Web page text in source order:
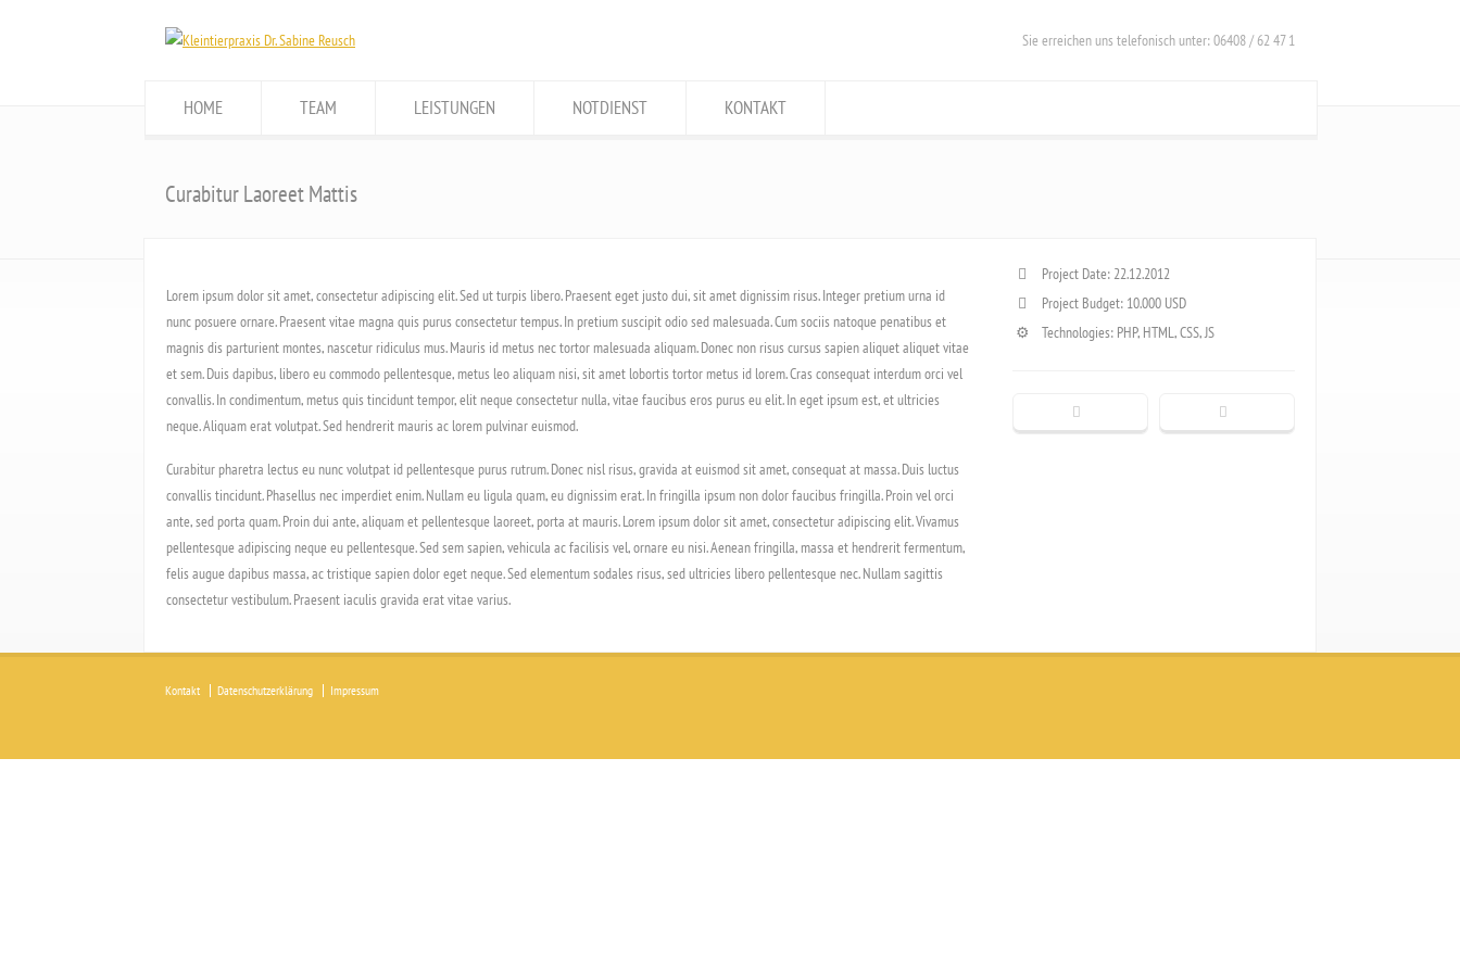
Sie erreichen uns telefonisch unter: 06408 / 62 47 1
HOME TEAM LEISTUNGEN NOTDIENST KONTAKT
Curabitur Laoreet Mattis
Lorem ipsum dolor sit amet, consectetur adipiscing elit. Sed ut turpis libero. Praesent eget justo dui, sit amet dignissim risus. Integer pretium urna id
nunc posuere ornare. Praesent vitae magna quis purus consectetur tempus. In pretium suscipit odio sed malesuada. Cum sociis natoque penatibus et
magnis dis parturient montes, nascetur ridiculus mus. Mauris id metus nec tortor malesuada aliquam. Donec non risus cursus sapien aliquet aliquet vitae
et sem. Duis dapibus, libero eu commodo pellentesque, metus leo aliquam nisi, sit amet lobortis tortor metus id lorem. Cras consequat interdum orci vel
convallis. In condimentum, metus quis tincidunt tempor, elit neque consectetur nulla, vitae faucibus eros purus eu elit. In eget ipsum est, et ultricies
neque. Aliquam erat volutpat. Sed hendrerit mauris ac lorem pulvinar euismod.
Curabitur pharetra lectus eu nunc volutpat id pellentesque purus rutrum. Donec nisl risus, gravida at euismod sit amet, consequat at massa. Duis luctus
convallis tincidunt. Phasellus nec imperdiet enim. Nullam eu ligula quam, eu dignissim erat. In fringilla ipsum non dolor faucibus fringilla. Proin vel orci
ante, sed porta quam. Proin dui ante, aliquam et pellentesque laoreet, porta at mauris. Lorem ipsum dolor sit amet, consectetur adipiscing elit. Vivamus
pellentesque adipiscing neque eu pellentesque. Sed sem sapien, vehicula ac facilisis vel, ornare eu nisi. Aenean fringilla, massa et hendrerit fermentum,
felis augue dapibus massa, ac tristique sapien dolor eget neque. Sed elementum sodales risus, sed ultricies libero pellentesque nec. Nullam sagittis
consectetur vestibulum. Praesent iaculis gravida erat vitae varius.
Project Date: 22.12.2012
Project Budget: 10.000 USD
Technologies: PHP, HTML, CSS, JS
Kontakt Datenschutzerklärung Impressum